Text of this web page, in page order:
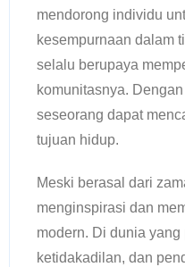
mendorong individu
kesempurnaan dalam
selalu berupaya
komunitasnya.
seseorang dapat
tujuan hidup.
Meski berasal dari
menginspirasi dan
modern. Di dunia
ketidakadilan, dan